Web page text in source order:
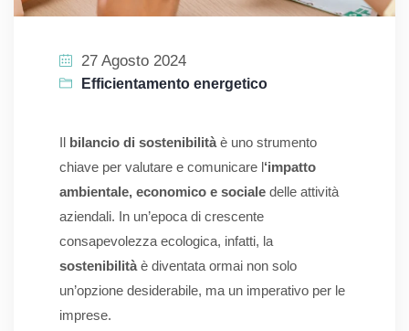
27 Agosto 2024
Efficientamento energetico
Il bilancio di sostenibilità è uno strumento
chiave per valutare e comunicare l‘impatto
ambientale, economico e sociale delle attività
aziendali. In un’epoca di crescente
consapevolezza ecologica, infatti, la
sostenibilità è diventata ormai non solo
un’opzione desiderabile, ma un imperativo per le
imprese.